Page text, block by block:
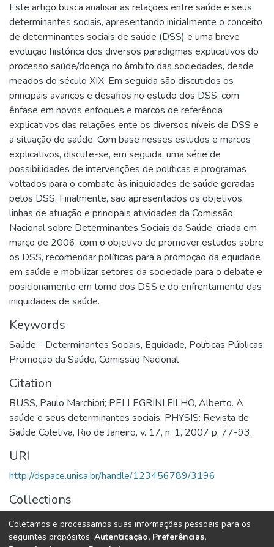
Este artigo busca analisar as relações entre saúde e seus
determinantes sociais, apresentando inicialmente o conceito
de determinantes sociais de saúde (DSS) e uma breve
evolução histórica dos diversos paradigmas explicativos do
processo saúde/doença no âmbito das sociedades, desde
meados do século XIX. Em seguida são discutidos os
principais avanços e desafios no estudo dos DSS, com
ênfase em novos enfoques e marcos de referência
explicativos das relações ente os diversos níveis de DSS e
a situação de saúde. Com base nesses estudos e marcos
explicativos, discute-se, em seguida, uma série de
possibilidades de intervenções de políticas e programas
voltados para o combate às iniquidades de saúde geradas
pelos DSS. Finalmente, são apresentados os objetivos,
linhas de atuação e principais atividades da Comissão
Nacional sobre Determinantes Sociais da Saúde, criada em
março de 2006, com o objetivo de promover estudos sobre
os DSS, recomendar políticas para a promoção da equidade
em saúde e mobilizar setores da sociedade para o debate e
posicionamento em torno dos DSS e do enfrentamento das
iniquidades de saúde.
Keywords
Saúde - Determinantes Sociais, Equidade, Políticas Públicas,
Promoção da Saúde, Comissão Nacional
Citation
BUSS, Paulo Marchiori; PELLEGRINI FILHO, Alberto. A
saúde e seus determinantes sociais. PHYSIS: Revista de
Saúde Coletiva, Rio de Janeiro, v. 17, n. 1, 2007 p. 77-93.
URI
http://dspace.unisa.br/handle/123456789/3196
Collections
Ebooks I Capítulos de Livros
Coletamos e processamos suas informações pessoais para os
seguintes propósitos: Autenticação, Preferências,